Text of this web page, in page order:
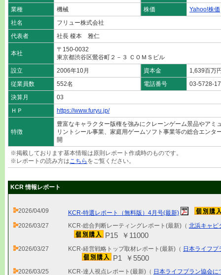
業種
機械 株価
Yahoo!株価
社名
フリュー株式会社
代表者
社長 榎本 雅仁
本社
〒150-0032
東京都渋谷区鶯谷町２－３ ＣＯＭＳビル
設立
2006年10月 資本金
1,639百万
従業員数
552名 電話番号
03-5728-
決算月
03
ＨＰ
https://www.furyu.jp/
特徴
豊富なキャラクター版権を強みにクレーンゲーム景品やアミ
リントシール事業、家庭用ゲームソフト事業等の総合エンタ
開
※掲載しております基本情報は原則レポート作成時のものです。
※レポートの読み方はこちら をご覧ください。
KCR 情報レポート
2026/04/09
KCR-特選レポート（無料版）4月号(最新)
2026/03/27
KCR-総合判断レーティングレポート(最新)（ 北浜キャピ
P15 ￥11000
2026/03/27 KCR-経営戦略トップ取材レポート(最新)（ 日本ライフプ
P1 ￥5500
2026/03/25 KCR-達人視点レポート(最新)（ 日本ライフプラン協会に